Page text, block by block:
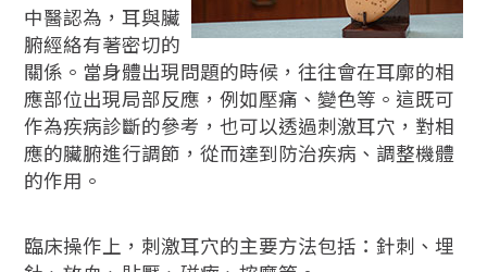
中醫認為，耳與臟
腑經絡有著密切的
關係。當身體出現問題的時候，往往會在耳廓的相
應部位出現局部反應，例如壓痛、變色等。這既可
作為疾病診斷的參考，也可以透過刺激耳穴，對相
應的臟腑進行調節，從而達到防治疾病、調整機體
的作用。
臨床操作上，刺激耳穴的主要方法包括：針刺、埋